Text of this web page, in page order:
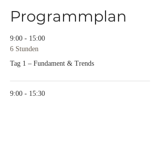
Programmplan
9:00 - 15:00
6 Stunden
Tag 1 – Fundament & Trends
9:00 - 15:30